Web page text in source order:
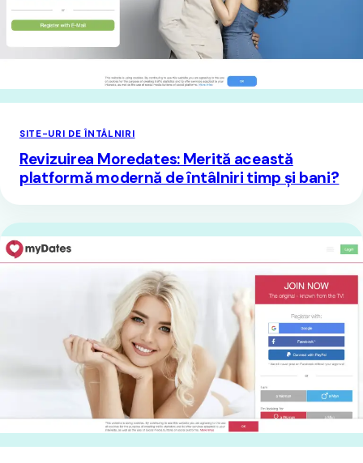
SITE-URI DE ÎNTÂLNIRI
Revizuirea Moredates: Merită această
platformă modernă de întâlniri timp și bani?